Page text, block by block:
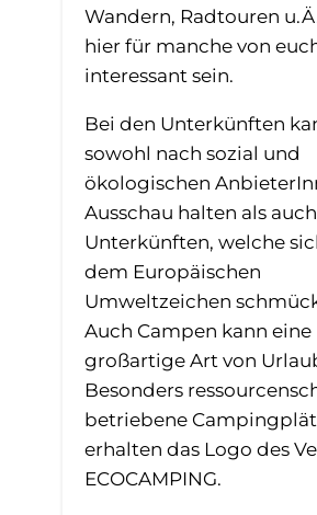
Wandern, Radtouren
hier für manche von
interessant sein.
Bei den Unterkünften
sowohl nach sozial und
ökologischen
Ausschau halten als
Unterkünften, welche
dem Europäischen
Umweltzeichen
Auch Campen kann eine
großartige Art von
Besonders
betriebene
erhalten das Logo des
ECOCAMPING.